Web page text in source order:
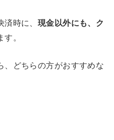
時に、 現金以外にも、ク
。
、どちらの方がおすすめな